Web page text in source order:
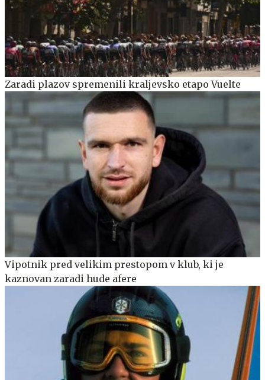
Zaradi plazov spremenili kraljevsko etapo Vuelte
Vipotnik pred velikim prestopom v klub, ki je
kaznovan zaradi hude afere